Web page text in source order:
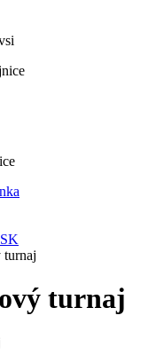
turnaj
turnaj